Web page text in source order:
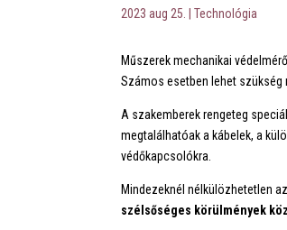
2023 aug 25. |Technológia
Műszerek mechanikai
Számos esetben lehet
A szakemberek rengeteg
megtalálhatóak a kábelek, a
védőkapcsolókra.
Mindezeknél nélkülözhetetlen
szélsőséges körülmények